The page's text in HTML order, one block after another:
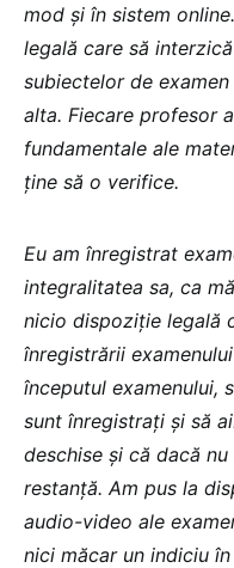
mod și în sistem
legală care să
subiectelor de
alta. Fiecare profesor
fundamentale ale
ține să o verifice.
Eu am înregistrat
integralitatea sa, ca
nicio dispoziție legală
înregistrării
începutul examenului,
sunt înregistrați și să
deschise și că dacă
restanță. Am pus la
audio-video ale
nici măcar un indiciu